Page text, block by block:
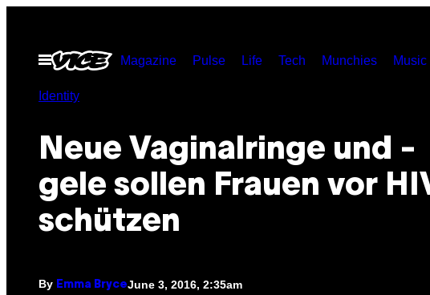
contentOpen
Menu
Magazine Pulse Life Tech Munchies Music
Identity
Neue Vaginalringe und -
gele sollen Frauen vor
schützen
By Emma BryceJune 3, 2016, 2:35am